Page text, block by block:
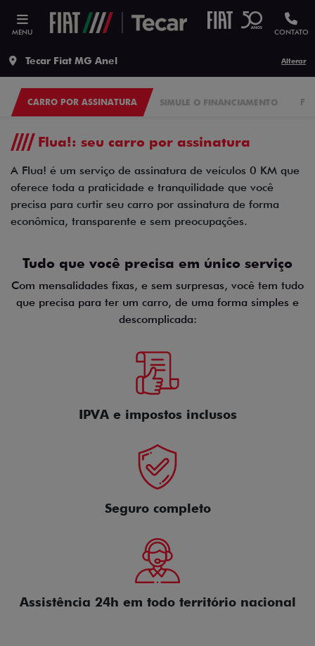
MENU CONTATO
Tecar Fiat MG Anel Alterar
SIMULE O FINANCIAMENTO
CARRO POR ASSINATURA
Flua!: seu carro por assinatura
A Flua! é um serviço de assinatura de veículos 0 KM que
oferece toda a praticidade e tranquilidade que você
precisa para curtir seu carro por assinatura de forma
econômica, transparente e sem preocupações.
Tudo que você precisa em único serviço
Com mensalidades fixas, e sem surpresas, você tem tudo
que precisa para ter um carro, de uma forma simples e
descomplicada:
IPVA e impostos inclusos
Seguro completo
Assistência 24h em todo território nacional